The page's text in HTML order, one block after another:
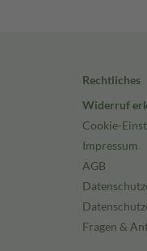
Rechtliches
Widerruf
Cookie-
Impressum
AGB
Fragen &